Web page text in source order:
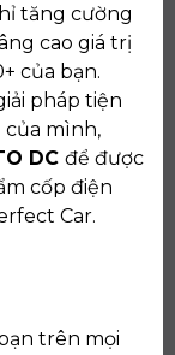
tăng cường
cao giá trị
của bạn.
pháp tiện
của mình,
DC để được
cốp điện
Car.
trên mọi